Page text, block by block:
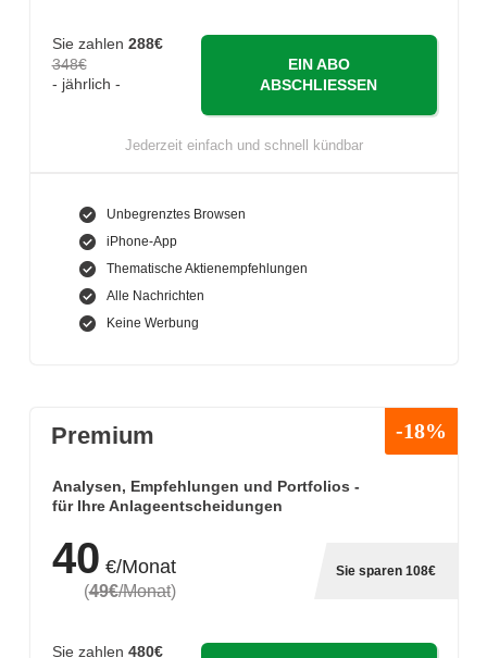
Sie zahlen 288€
348€
- jährlich -
EIN ABO
ABSCHLIESSEN
Jederzeit einfach und schnell kündbar
Unbegrenztes Browsen
iPhone-App
Thematische Aktienempfehlungen
Alle Nachrichten
Keine Werbung
Premium -18%
Analysen, Empfehlungen und Portfolios -
für Ihre Anlageentscheidungen
40 €/Monat
(49€/Monat)
Sie sparen 108€
Sie zahlen 480€